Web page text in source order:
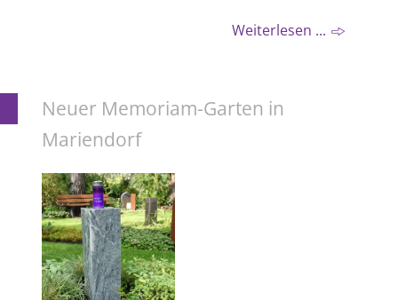
Weiterlesen ...
Neuer Memoriam-Garten in
Mariendorf